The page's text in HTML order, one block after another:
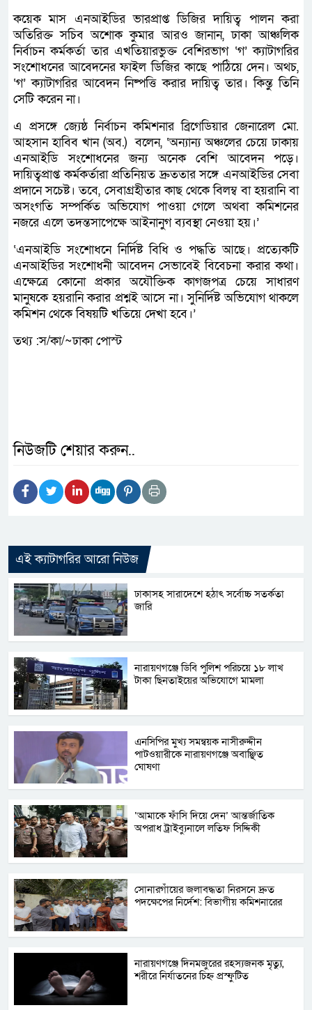
কয়েক মাস এনআইডির ভারপ্রাপ্ত ডিজির দায়িত্ব পালন করা
অতিরিক্ত সচিব অশোক কুমার আরও জানান, ঢাকা আঞ্চলিক
নির্বাচন কর্মকর্তা তার এখতিয়ারভুক্ত বেশিরভাগ ‘গ’ ক্যাটাগরির
সংশোধনের আবেদনের ফাইল ডিজির কাছে পাঠিয়ে দেন। অথচ,
‘গ’ ক্যাটাগরির আবেদন নিষ্পত্তি করার দায়িত্ব তার। কিন্তু তিনি
সেটি করেন না।
এ প্রসঙ্গে জ্যেষ্ঠ নির্বাচন কমিশনার ব্রিগেডিয়ার জেনারেল মো.
আহসান হাবিব খান (অব.) বলেন, ‘অন্যান্য অঞ্চলের চেয়ে ঢাকায়
এনআইডি সংশোধনের জন্য অনেক বেশি আবেদন পড়ে।
দায়িত্বপ্রাপ্ত কর্মকর্তারা প্রতিনিয়ত দ্রুততার সঙ্গে এনআইডির সেবা
প্রদানে সচেষ্ট। তবে, সেবাগ্রহীতার কাছ থেকে বিলম্ব বা হয়রানি বা
অসংগতি সম্পর্কিত অভিযোগ পাওয়া গেলে অথবা কমিশনের
নজরে এলে তদন্তসাপেক্ষে আইনানুগ ব্যবস্থা নেওয়া হয়।’
‘এনআইডি সংশোধনে নির্দিষ্ট বিধি ও পদ্ধতি আছে। প্রত্যেকটি
এনআইডির সংশোধনী আবেদন সেভাবেই বিবেচনা করার কথা।
এক্ষেত্রে কোনো প্রকার অযৌক্তিক কাগজপত্র চেয়ে সাধারণ
মানুষকে হয়রানি করার প্রশ্নই আসে না। সুনির্দিষ্ট অভিযোগ থাকলে
কমিশন থেকে বিষয়টি খতিয়ে দেখা হবে।’
তথ্য :স/কা/~ঢাকা পোস্ট
নিউজটি শেয়ার করুন..
এই ক্যাটাগরির আরো নিউজ
ঢাকাসহ সারাদেশে হঠাৎ সর্বোচ্চ সতর্কতা
জা‌রি
নারায়ণগঞ্জে ডিবি পুলিশ পরিচয়ে ১৮ লাখ
টাকা ছিনতাইয়ের অভিযোগে মামলা
এনসিপির মুখ্য সমন্বয়ক নাসীরুদ্দীন
পাটওয়ারীকে নারায়ণগঞ্জে অবাঞ্ছিত
ঘোষণা
‘আমাকে ফাঁসি দিয়ে দেন’ আন্তর্জাতিক
অপরাধ ট্রাইব্যুনালে লতিফ সিদ্দিকী
সোনারগাঁয়ের জলাবদ্ধতা নিরসনে দ্রুত
পদক্ষেপের নির্দেশ: বিভাগীয় কমিশনারের
নারায়ণগঞ্জে দিনমজুরের রহস্যজনক মৃত্যু,
শরীরে নির্যাতনের চিহ্ন প্রস্ফুটিত